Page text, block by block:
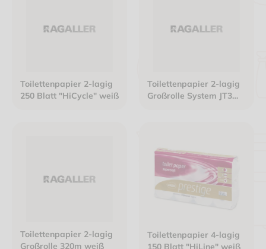
Toilettenpapier 2-lagig
250 Blatt "HiCycle" weiß
Toilettenpapier 2-lagig
Großrolle System JT3
Toilettenpapier 2-lagig
Großrolle 320m weiß
Toilettenpapier 4-lagig
150 Blatt "HiLine" weiß